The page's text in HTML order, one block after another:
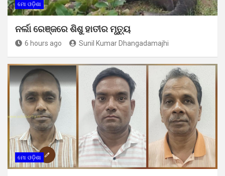
ମୋ ଓଡ଼ିଶା
ନର୍ଲା ରେଞ୍ଜରେ ଶିଶୁ ହାତୀର ମୃତ୍ୟୁ
6 hours ago Sunil Kumar Dhangadamajhi
ମୋ ଓଡ଼ିଶା